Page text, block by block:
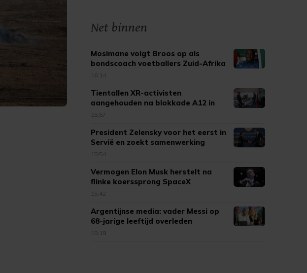
Net binnen
Mosimane volgt Broos op als
bondscoach voetballers Zuid-Afrika
16:14
Tientallen XR-activisten
aangehouden na blokkade A12 in
Den Haag
15:57
President Zelensky voor het eerst in
Servië en zoekt samenwerking
15:54
Vermogen Elon Musk herstelt na
flinke koerssprong SpaceX
15:42
Argentijnse media: vader Messi op
68-jarige leeftijd overleden
15:19